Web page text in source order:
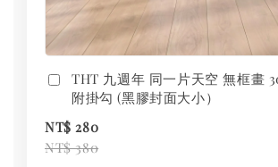
THT 九週年 同一片天空 無框畫
附掛勾 (黑膠封面大小）
NT$ 280
NT$ 380